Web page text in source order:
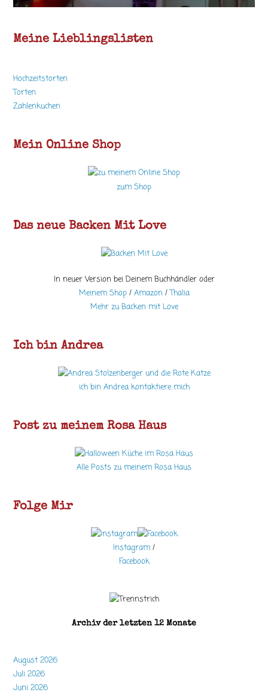
Meine Lieblingslisten
Hochzeitstorten
Torten
Zahlenkuchen
Mein Online Shop
zum Shop
Das neue Backen Mit Love
In neuer Version bei Deinem Buchhändler oder
Meinem Shop/ Amazon/Thalia
Mehr zu Backen mit Love
Ich bin Andrea
ich bin Andrea kontaktiere mich
Post zu meinem Rosa Haus
Alle Posts zu meinem Rosa Haus
Folge Mir
Instagram /
Facebook
Archiv der letzten 12 Monate
August 2026
Juli 2026
Juni 2026